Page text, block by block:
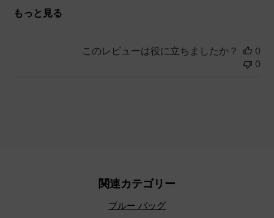
もっと見る
このレビューは役に立ちましたか？
0
0
関連カテゴリー
ブルー バッグ